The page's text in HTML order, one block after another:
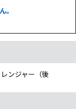
。
ンジャー（後